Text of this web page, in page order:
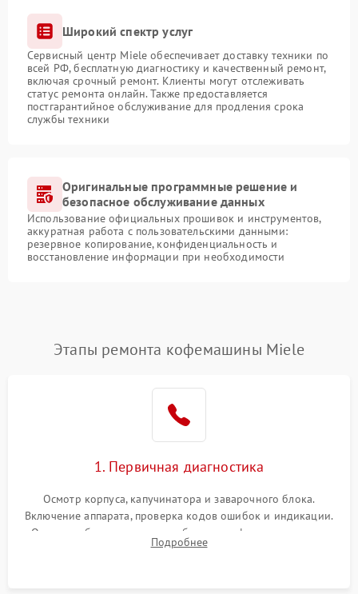
Широкий спектр услуг
Сервисный центр Miele обеспечивает доставку техники по
всей РФ, бесплатную диагностику и качественный ремонт,
включая срочный ремонт. Клиенты могут отслеживать
статус ремонта онлайн. Также предоставляется
постгарантийное обслуживание для продления срока
службы техники
Оригинальные программные решение и
безопасное обслуживание данных
Использование официальных прошивок и инструментов,
аккуратная работа с пользовательскими данными:
резервное копирование, конфиденциальность и
восстановление информации при необходимости
Этапы ремонта кофемашины Miele
1. Первичная диагностика
Осмотр корпуса, капучинатора и заварочного блока.
Включение аппарата, проверка кодов ошибок и индикации.
Оценка работы помпы, термоблока и кофемолки на слух.
Измерение температуры и давления воды для выявления
Подробнее